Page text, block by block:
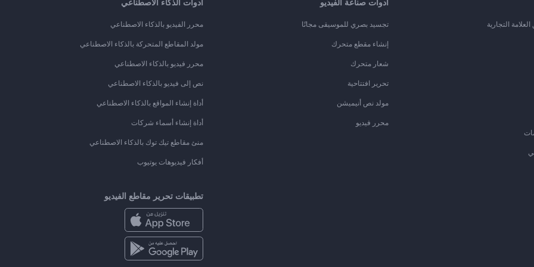
التجارية
أدوات صناعة الفيديو
تجسيد بصري للموسيقى مجانًا
إنشاء مقطع متحرك
شعار متحرك
تحرير افتتاحية
مولد نص أنيميشن
محرر فيديو
أدوات الذكاء الاصطناعي
محرر الفيديو بالذكاء الاصطناعي
مولد المقاطع المتحركة بالذكاء الاصطناعي
محرر فيديو بالذكاء الاصطناعي
نص إلى فيديو بالذكاء الاصطناعي
أداة إنشاء المواقع بالذكاء الاصطناعي
أداة إنشاء أسماء شركات
منئ مقاطع تيك توك بالذكاء الاصطناعي
أفكار فيديوهات يوتيوب
تطبيقات تحرير مقاطع الفيديو